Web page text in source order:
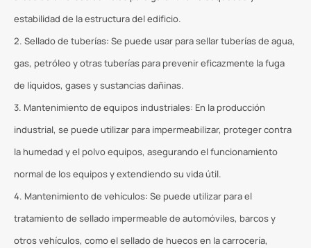
estabilidad de la estructura del edificio.
2. Sellado de tuberías: Se puede usar para sellar tuberías de agua,
gas, petróleo y otras tuberías para prevenir eficazmente la fuga
de líquidos, gases y sustancias dañinas.
3. Mantenimiento de equipos industriales: En la producción
industrial, se puede utilizar para impermeabilizar, proteger contra
la humedad y el polvo equipos, asegurando el funcionamiento
normal de los equipos y extendiendo su vida útil.
4. Mantenimiento de vehículos: Se puede utilizar para el
tratamiento de sellado impermeable de automóviles, barcos y
otros vehículos, como el sellado de huecos en la carrocería,